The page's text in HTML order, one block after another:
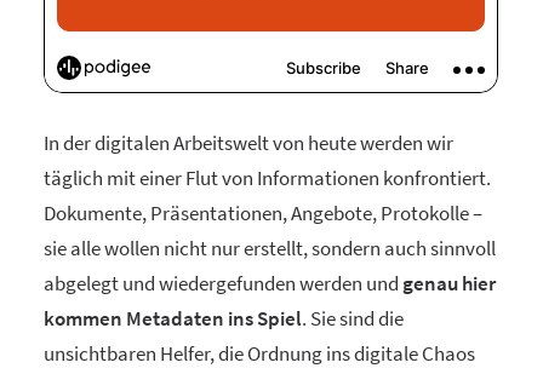
In der digitalen Arbeitswelt von heute werden wir
täglich mit einer Flut von Informationen konfrontiert.
Dokumente, Präsentationen, Angebote, Protokolle –
sie alle wollen nicht nur erstellt, sondern auch sinnvoll
abgelegt und wiedergefunden werden und genau hier
kommen Metadaten ins Spiel. Sie sind die
unsichtbaren Helfer, die Ordnung ins digitale Chaos